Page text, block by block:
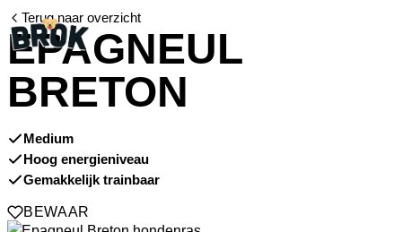
Terug naar overzicht
EPAGNEUL
BRETON
Medium
Hoog energieniveau
Gemakkelijk trainbaar
BEWAAR